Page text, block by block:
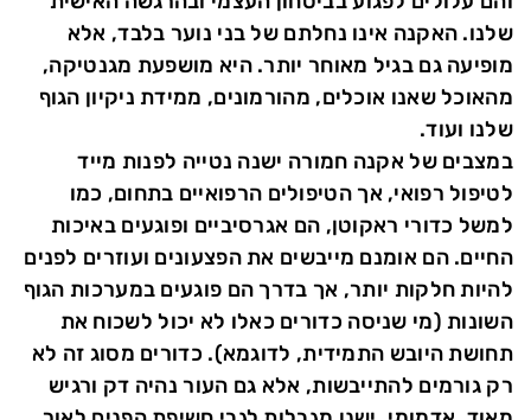
שלנו. האקנה אינו נחלתם של בני נוער בלבד, אלא
מופיעה גם בגיל מאוחר יותר. היא מושפעת מגנטיקה,
מהאוכל שאנו אוכלים, מהורמונים, ממידת ניקיון הגוף
שלנו ועוד.
במצבים של אקנה חמורה ישנה נטייה לפנות מייד
לטיפול רפואי, אך הטיפולים הרפואיים בתחום, כמו
למשל כדורי ראקוטן, הם אגרסיביים ופוגעים באיכות
החיים. הם אומנם מייבשים את הפצעונים ועוזרים לפנים
להיות חלקות יותר, אך בדרך הם פוגעים במערכות הגוף
השונות (מי שניסה כדורים כאלו לא יכול לשכוח את
תחושת היובש התמידית, לדוגמא). כדורים מסוג זה לא
רק גורמים להתייבשות, אלא גם העור נהיה דק ורגיש